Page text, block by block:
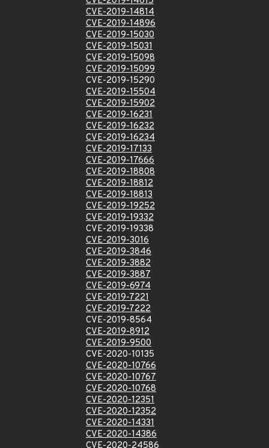
CVE-2019-14814
CVE-2019-14896
CVE-2019-15030
CVE-2019-15031
CVE-2019-15098
CVE-2019-15099
CVE-2019-15290
CVE-2019-15504
CVE-2019-15902
CVE-2019-16231
CVE-2019-16232
CVE-2019-16234
CVE-2019-17133
CVE-2019-17666
CVE-2019-18808
CVE-2019-18812
CVE-2019-18813
CVE-2019-19252
CVE-2019-19332
CVE-2019-19338
CVE-2019-3016
CVE-2019-3846
CVE-2019-3882
CVE-2019-3887
CVE-2019-6974
CVE-2019-7221
CVE-2019-7222
CVE-2019-8564
CVE-2019-8912
CVE-2019-9500
CVE-2020-10135
CVE-2020-10766
CVE-2020-10767
CVE-2020-10768
CVE-2020-12351
CVE-2020-12352
CVE-2020-14331
CVE-2020-14386